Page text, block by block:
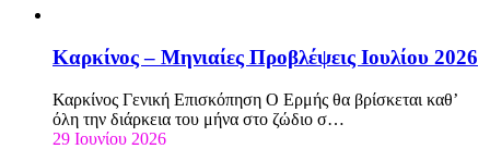
Καρκίνος – Μηνιαίες Προβλέψεις Ιουλίου 2026
Καρκίνος Γενική Επισκόπηση Ο Ερμής θα βρίσκεται καθ’
όλη την διάρκεια του μήνα στο ζώδιο σ…
29 Ιουνίου 2026